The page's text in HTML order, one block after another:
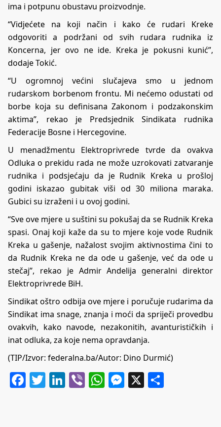
ima i potpunu obustavu proizvodnje.
“Vidjećete na koji način i kako će rudari Kreke
odgovoriti a podržani od svih rudara rudnika iz
Koncerna, jer ovo ne ide. Kreka je pokusni kunić”,
dodaje Tokić.
“U ogromnoj većini slučajeva smo u jednom
rudarskom borbenom frontu. Mi nećemo odustati od
borbe koja su definisana Zakonom i podzakonskim
aktima”, rekao je Predsjednik Sindikata rudnika
Federacije Bosne i Hercegovine.
U menadžmentu Elektroprivrede tvrde da ovakva
Odluka o prekidu rada ne može uzrokovati zatvaranje
rudnika i podsjećaju da je Rudnik Kreka u prošloj
godini iskazao gubitak viši od 30 miliona maraka.
Gubici su izraženi i u ovoj godini.
“Sve ove mjere u suštini su pokušaj da se Rudnik Kreka
spasi. Onaj koji kaže da su to mjere koje vode Rudnik
Kreka u gašenje, nažalost svojim aktivnostima čini to
da Rudnik Kreka ne da ode u gašenje, već da ode u
stečaj”, rekao je Admir Andelija generalni direktor
Elektroprivrede BiH.
Sindikat oštro odbija ove mjere i poručuje rudarima da
Sindikat ima snage, znanja i moći da spriječi provedbu
ovakvih, kako navode, nezakonitih, avanturističkih i
inat odluka, za koje nema opravdanja.
(TIP/Izvor: federalna.ba/Autor: Dino Durmić)
Facebook
Twitter
LinkedIn
ViberWhatsApp
Messenger
X